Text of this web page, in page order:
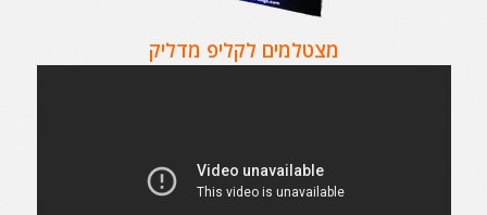
מצטלמים לקליפ מדליק